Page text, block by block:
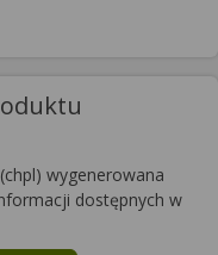
wygenerowana
dostępnych w